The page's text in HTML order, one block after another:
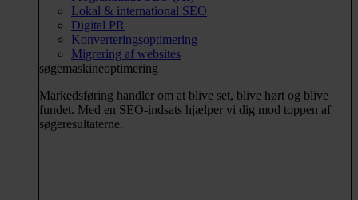
Lokal & international SEO
Digital PR
Konverteringsoptimering
Migrering af websites
søgemaskineoptimering
Markedsføring handler om at blive set, blive hørt og blive
fundet. Med en SEO-indsats hjælper vi dig mod toppen af
søgeresultaterne.